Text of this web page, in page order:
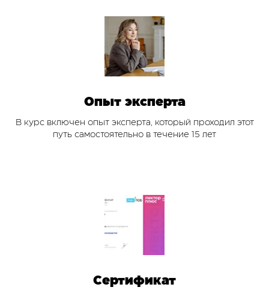
Опыт эксперта
В курс включен опыт эксперта, который проходил этот
путь самостоятельно в течение 15 лет
Сертификат